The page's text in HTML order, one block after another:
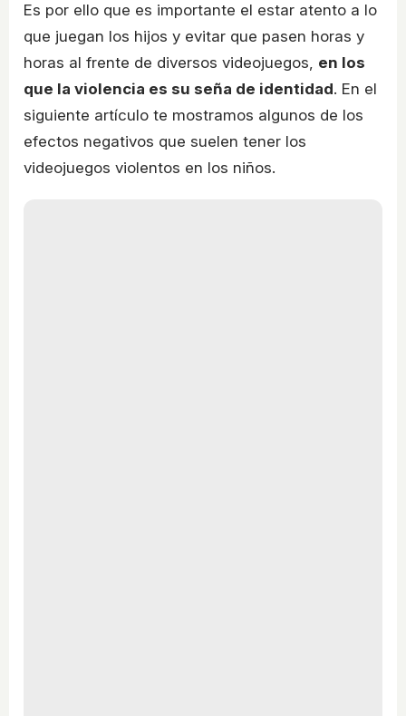
Es por ello que es importante el estar atento a lo
que juegan los hijos y evitar que pasen horas y
horas al frente de diversos videojuegos, en los
que la violencia es su seña de identidad. En el
siguiente artículo te mostramos algunos de los
efectos negativos que suelen tener los
videojuegos violentos en los niños.